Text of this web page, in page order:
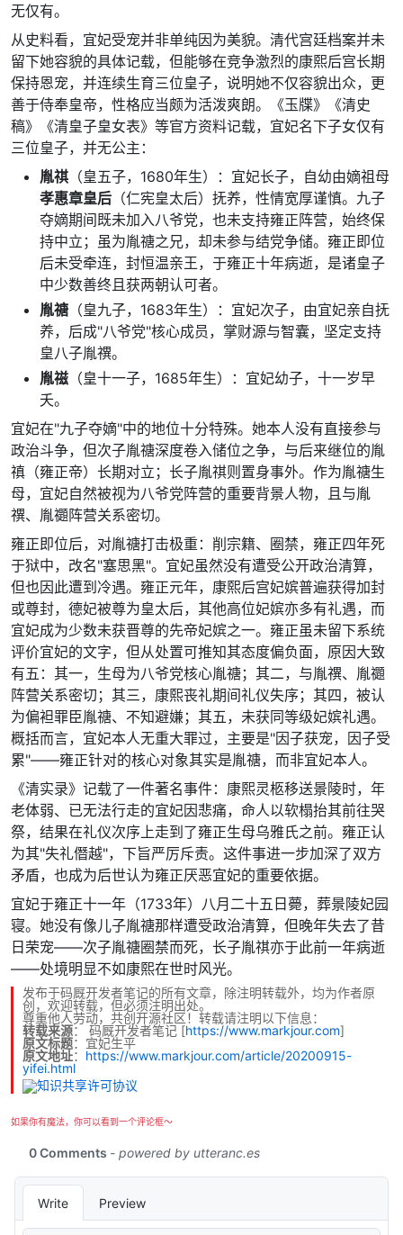
无仅有。
从史料看，宜妃受宠并非单纯因为美貌。清代宫廷档案并未
留下她容貌的具体记载，但能够在竞争激烈的康熙后宫长期
保持恩宠，并连续生育三位皇子，说明她不仅容貌出众，更
善于侍奉皇帝，性格应当颇为活泼爽朗。《玉牒》《清史
稿》《清皇子皇女表》等官方资料记载，宜妃名下子女仅有
三位皇子，并无公主：
胤祺 （皇五子，1680年生）：宜妃长子，自幼由嫡祖母
孝惠章皇后 （仁宪皇太后）抚养，性情宽厚谨慎。九子
夺嫡期间既未加入八爷党，也未支持雍正阵营，始终保
持中立；虽为胤禟之兄，却未参与结党争储。雍正即位
后未受牵连，封恒温亲王，于雍正十年病逝，是诸皇子
中少数善终且获两朝认可者。
胤禟 （皇九子，1683年生）：宜妃次子，由宜妃亲自抚
养，后成"八爷党"核心成员，掌财源与智囊，坚定支持
皇八子胤禩。
胤禌 （皇十一子，1685年生）：宜妃幼子，十一岁早
夭。
宜妃在"九子夺嫡"中的地位十分特殊。她本人没有直接参与
政治斗争，但次子胤禟深度卷入储位之争，与后来继位的胤
禛（雍正帝）长期对立；长子胤祺则置身事外。作为胤禟生
母，宜妃自然被视为八爷党阵营的重要背景人物，且与胤
禩、胤禵阵营关系密切。
雍正即位后，对胤禟打击极重：削宗籍、圈禁，雍正四年死
于狱中，改名"塞思黑"。宜妃虽然没有遭受公开政治清算，
但也因此遭到冷遇。雍正元年，康熙后宫妃嫔普遍获得加封
或尊封，德妃被尊为皇太后，其他高位妃嫔亦多有礼遇，而
宜妃成为少数未获晋尊的先帝妃嫔之一。雍正虽未留下系统
评价宜妃的文字，但从处置可推知其态度偏负面，原因大致
有五：其一，生母为八爷党核心胤禟；其二，与胤禩、胤禵
阵营关系密切；其三，康熙丧礼期间礼仪失序；其四，被认
为偏袒罪臣胤禟、不知避嫌；其五，未获同等级妃嫔礼遇。
概括而言，宜妃本人无重大罪过，主要是"因子获宠，因子受
累"——雍正针对的核心对象其实是胤禟，而非宜妃本人。
《清实录》记载了一件著名事件：康熙灵柩移送景陵时，年
老体弱、已无法行走的宜妃因悲痛，命人以软榻抬其前往哭
祭，结果在礼仪次序上走到了雍正生母乌雅氏之前。雍正认
为其"失礼僭越"，下旨严厉斥责。这件事进一步加深了双方
矛盾，也成为后世认为雍正厌恶宜妃的重要依据。
宜妃于雍正十一年（1733年）八月二十五日薨，葬景陵妃园
寝。她没有像儿子胤禟那样遭受政治清算，但晚年失去了昔
日荣宠——次子胤禟圈禁而死，长子胤祺亦于此前一年病逝
——处境明显不如康熙在世时风光。
发布于码厩开发者笔记的所有文章，除注明转载外，均为作者原
创，欢迎转载，但必须注明出处。
尊重他人劳动，共创开源社区！转载请注明以下信息：
转载来源： 码厩开发者笔记 [https://www.markjour.com]
原文标题：宜妃生平
原文地址： https://www.markjour.com/article/20200915-
yifei.html
如果你有魔法，你可以看到一个评论框～